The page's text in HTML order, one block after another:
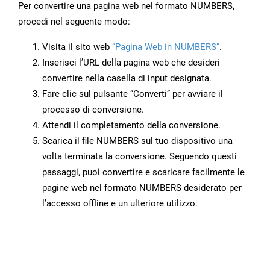
Per convertire una pagina web nel formato NUMBERS,
procedi nel seguente modo:
Visita il sito web “Pagina Web in NUMBERS”.
Inserisci l’URL della pagina web che desideri
convertire nella casella di input designata.
Fare clic sul pulsante “Converti” per avviare il
processo di conversione.
Attendi il completamento della conversione.
Scarica il file NUMBERS sul tuo dispositivo una
volta terminata la conversione. Seguendo questi
passaggi, puoi convertire e scaricare facilmente le
pagine web nel formato NUMBERS desiderato per
l’accesso offline e un ulteriore utilizzo.